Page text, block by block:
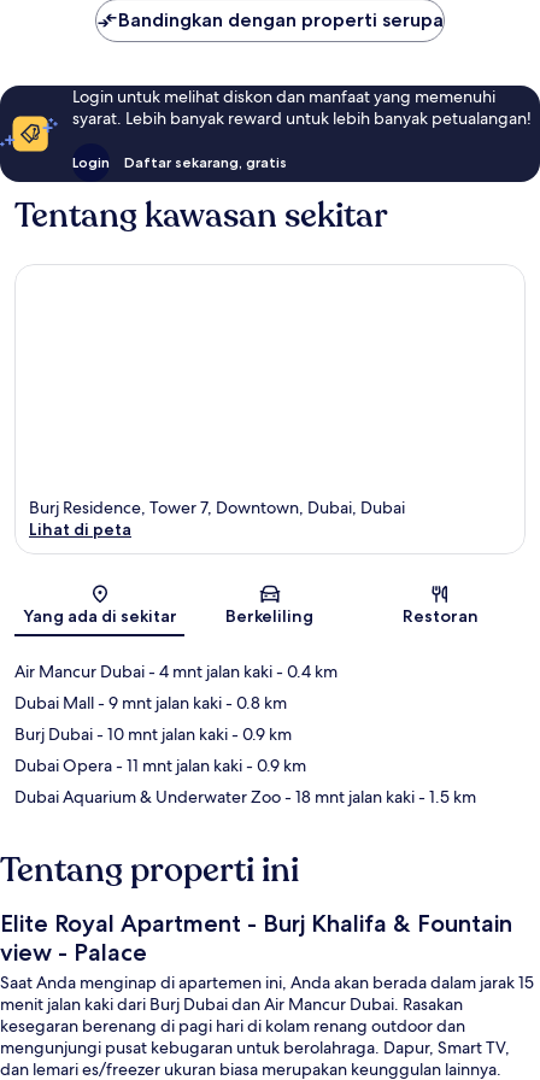
Bandingkan dengan properti serupa
Login untuk melihat diskon dan manfaat yang memenuhi
syarat. Lebih banyak reward untuk lebih banyak petualangan!
Login Daftar sekarang, gratis
Tentang kawasan sekitar
Peta
Burj Residence, Tower 7, Downtown, Dubai, Dubai
Lihat di peta
Yang ada di sekitar Berkeliling Restoran
Air Mancur Dubai- 4 mnt jalan kaki- 0.4 km
Dubai Mall- 9 mnt jalan kaki- 0.8 km
Burj Dubai- 10 mnt jalan kaki- 0.9 km
Dubai Opera- 11 mnt jalan kaki- 0.9 km
Dubai Aquarium & Underwater Zoo- 18 mnt jalan kaki- 1.5 km
Tentang properti ini
Elite Royal Apartment - Burj Khalifa & Fountain
view - Palace
Saat Anda menginap di apartemen ini, Anda akan berada dalam jarak 15
menit jalan kaki dari Burj Dubai dan Air Mancur Dubai. Rasakan
kesegaran berenang di pagi hari di kolam renang outdoor dan
mengunjungi pusat kebugaran untuk berolahraga. Dapur, Smart TV,
dan lemari es/freezer ukuran biasa merupakan keunggulan lainnya.